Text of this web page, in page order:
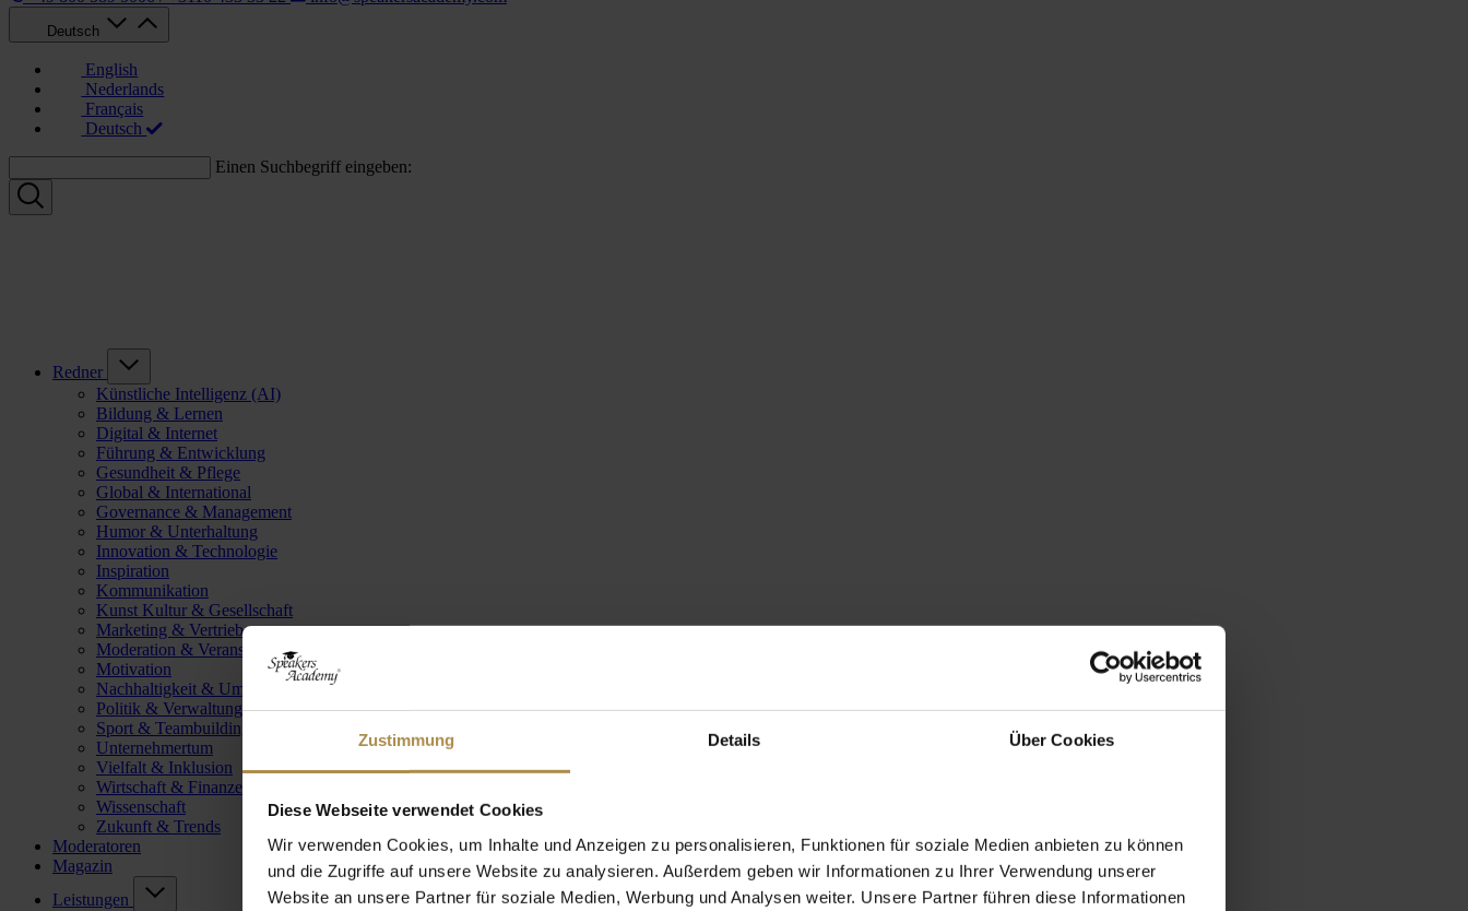
Zustimmung Details Über Cookies
Diese Webseite verwendet Cookies
Wir verwenden Cookies, um Inhalte und Anzeigen zu personalisieren, Funktionen für soziale Medien anbieten zu können
und die Zugriffe auf unsere Website zu analysieren. Außerdem geben wir Informationen zu Ihrer Verwendung unserer
Website an unsere Partner für soziale Medien, Werbung und Analysen weiter. Unsere Partner führen diese Informationen
Deutsch
English
Nederlands
Français
Deutsch
Einen Suchbegriff eingeben:
Redner
Künstliche Intelligenz (AI)
Bildung & Lernen
Digital & Internet
Führung & Entwicklung
Gesundheit & Pflege
Global & International
Governance & Management
Humor & Unterhaltung
Innovation & Technologie
Inspiration
Kommunikation
Kunst Kultur & Gesellschaft
Marketing & Vertrieb
Moderation & Veranstaltungsleitung
Motivation
Nachhaltigkeit & Umwelt
Politik & Verwaltung
Sport & Teambuilding
Unternehmertum
Vielfalt & Inklusion
Wirtschaft & Finanzen
Wissenschaft
Zukunft & Trends
Moderatoren
Magazin
Leistungen